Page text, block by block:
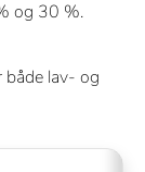
og 30 %.
både lav- og